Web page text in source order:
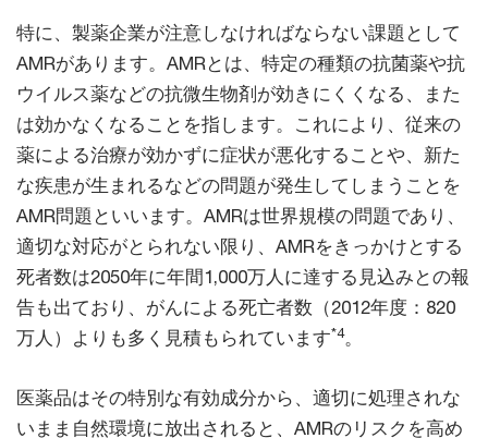
特に、製薬企業が注意しなければならない課題として
AMRがあります。AMRとは、特定の種類の抗菌薬や抗
ウイルス薬などの抗微生物剤が効きにくくなる、また
は効かなくなることを指します。これにより、従来の
薬による治療が効かずに症状が悪化することや、新た
な疾患が生まれるなどの問題が発生してしまうことを
AMR問題といいます。AMRは世界規模の問題であり、
適切な対応がとられない限り、AMRをきっかけとする
死者数は2050年に年間1,000万人に達する見込みとの報
告も出ており、がんによる死亡者数（2012年度：820
万人）よりも多く見積もられています*4。
医薬品はその特別な有効成分から、適切に処理されな
いまま自然環境に放出されると、AMRのリスクを高め